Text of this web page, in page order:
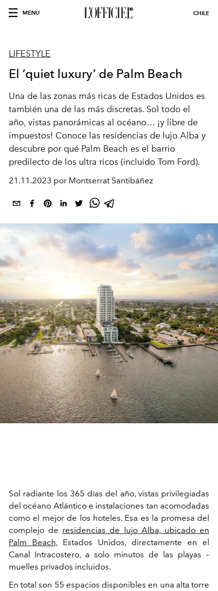
MENU CHILE
LIFESTYLE
El ‘quiet luxury’ de Palm Beach
Una de las zonas más ricas de Estados Unidos es
también una de las más discretas. Sol todo el
año, vistas panorámicas al océano… ¡y libre de
impuestos! Conoce las residencias de lujo Alba y
descubre por qué Palm Beach es el barrio
predilecto de los ultra ricos (incluido Tom Ford).
21.11.2023 por Montserrat Santibáñez
Sol radiante los 365 días del año, vistas privilegiadas
del océano Atlántico e instalaciones tan acomodadas
como el mejor de los hoteles. Esa es la promesa del
complejo de residencias de lujo Alba, ubicado en
Palm Beach, Estados Unidos, directamente en el
Canal Intracostero, a solo minutos de las playas –
muelles privados incluidos.
En total son 55 espacios disponibles en una alta torre